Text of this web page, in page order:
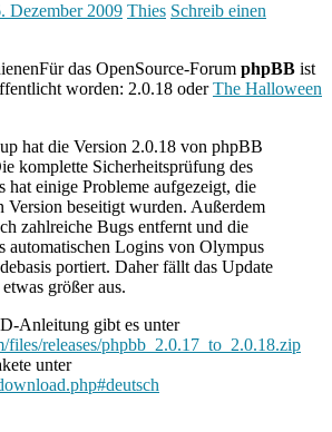
Dezember 2009 Thies Schreib einen
Für das OpenSource-Forum phpBB ist
worden: 2.0.18 oderThe Halloween
hat die Version 2.0.18 von phpBB
komplette Sicherheitsprüfung des
hat einige Probleme aufgezeigt, die
Version beseitigt wurden. Außerdem
zahlreiche Bugs entfernt und die
automatischen Logins von Olympus
portiert. Daher fällt das Update
größer aus.
Anleitung gibt es unter
releases/phpbb_2.0.17_to_2.0.18.zip
unter